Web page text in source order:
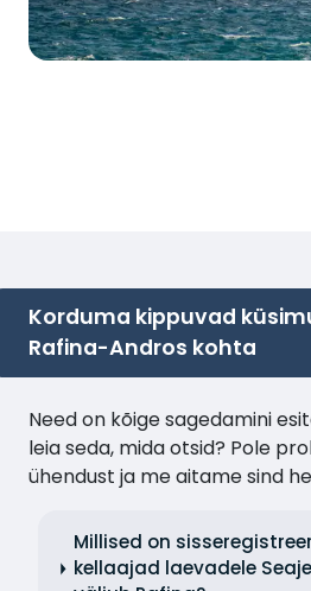
Korduma kippuvad
Rafina-Andros kohta
Need on kõige sagedamini
leia seda, mida otsid? Pole
ühendust ja me aitame sind
Millised on
kellaajad laevadele